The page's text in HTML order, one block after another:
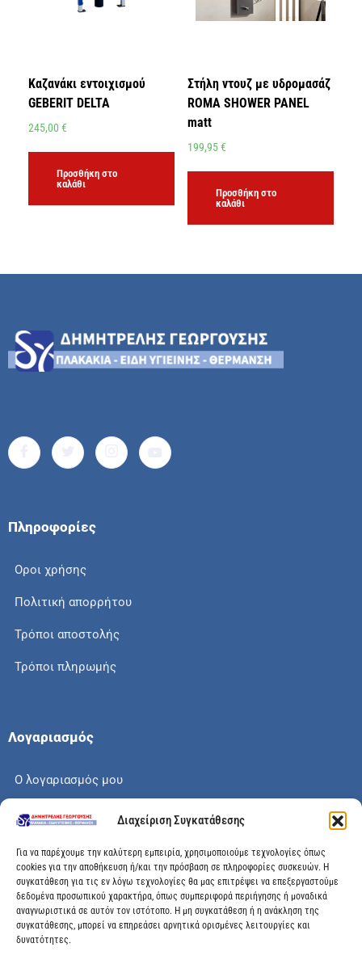
Διαχείριση Συγκατάθεσης
Για να παρέχουμε την καλύτερη εμπειρία, χρησιμοποιούμε τεχνολογίες όπως
cookies για την αποθήκευση ή/και την πρόσβαση σε πληροφορίες συσκευών. Η
συγκατάθεση για τις εν λόγω τεχνολογίες θα μας επιτρέψει να επεξεργαστούμε
δεδομένα προσωπικού χαρακτήρα, όπως συμπεριφορά περιήγησης ή μοναδικά
αναγνωριστικά σε αυτόν τον ιστότοπο. Η μη συγκατάθεση ή η ανάκληση της
συγκατάθεσης, μπορεί να επηρεάσει αρνητικά ορισμένες λειτουργίες και
δυνατότητες.
Καζανάκι εντοιχισμού
GEBERIT DELTA
245,00 €
Προσθήκη στο
καλάθι
Στήλη ντουζ με υδρομασάζ
ROMA SHOWER PANEL
matt
199,95€
Προσθήκη στο
καλάθι
Πληροφορίες
Οροι χρήσης
Πολιτική απορρήτου
Τρόποι αποστολής
Τρόποι πληρωμής
Λογαριασμός
Ο λογαριασμός μου
Το καλάθι μου
Check out
Διεύθυνση